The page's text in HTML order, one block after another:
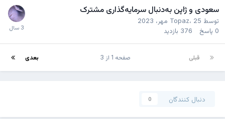
سعودی و ژاپن به‌دنبال سرمایه‌گذاری مشترک
توسط Topaz، 25 مهر، 2023
0 پاسخ 376 بازدید
قبلی بعدی صفحه 1 از 3
دنبال کنندگان 0